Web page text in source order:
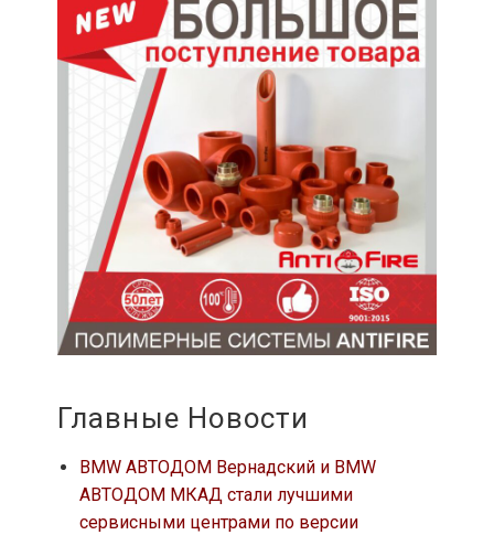
Главные Новости
BMW АВТОДОМ Вернадский и BMW
АВТОДОМ МКАД стали лучшими
сервисными центрами по версии